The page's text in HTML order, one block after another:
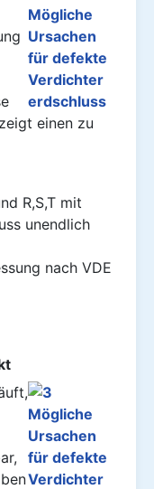
einen zu
R,S,T mit
unendlich
nach VDE